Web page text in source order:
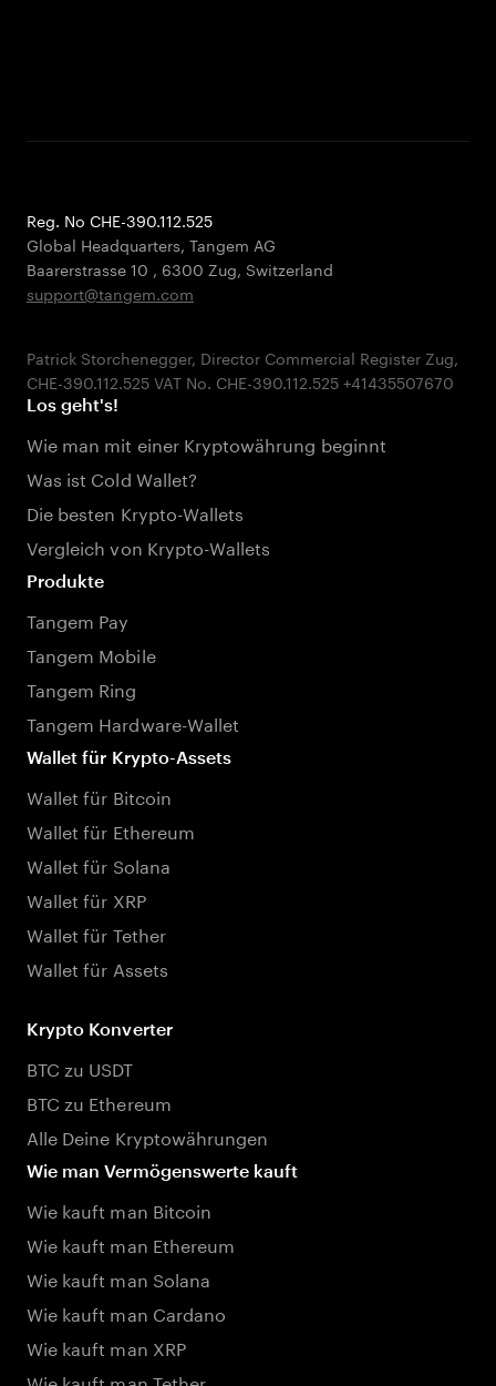
Reg. No CHE-390.112.525
Global Headquarters, Tangem AG
Baarerstrasse 10 , 6300 Zug, Switzerland
support@tangem.com
Patrick Storchenegger, Director Commercial Register Zug,
Los geht's!
Wie man mit einer Kryptowährung beginnt
Was ist Cold Wallet?
Die besten Krypto-Wallets
Vergleich von Krypto-Wallets
Produkte
Tangem Pay
Tangem Mobile
Tangem Ring
Tangem Hardware-Wallet
Wallet für Krypto-Assets
Wallet für Bitcoin
Wallet für Ethereum
Wallet für Solana
Wallet für XRP
Wallet für Tether
Wallet für Assets
Krypto Konverter
BTC zu USDT
BTC zu Ethereum
Alle Deine Kryptowährungen
Wie man Vermögenswerte kauft
Wie kauft man Bitcoin
Wie kauft man Ethereum
Wie kauft man Solana
Wie kauft man Cardano
Wie kauft man XRP